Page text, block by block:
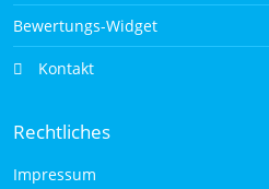
Bewertungs-Widget
Kontakt
Rechtliches
Impressum